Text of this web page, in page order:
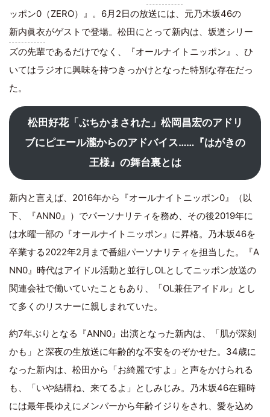
ッポン0（ZERO）』。6月2日の放送には、元乃木坂46の
新内眞衣がゲストで登場。松田にとって新内は、坂道シリー
ズの先輩であるだけでなく、『オールナイトニッポン』、ひ
いてはラジオに興味を持つきっかけとなった特別な存在だっ
た。
松田好花「ぶちかまされた」松岡昌宏のアドリ
ブにピエール瀧からのアドバイス……『はがきの
王様』の舞台裏とは
新内と言えば、2016年から『オールナイトニッポン0』（以
下、『ANN0』）でパーソナリティを務め、その後2019年に
は水曜一部の『オールナイトニッポン』に昇格。乃木坂46を
卒業する2022年2月まで番組パーソナリティを担当した。『A
NN0』時代はアイドル活動と並行しOLとしてニッポン放送の
関連会社で働いていたこともあり、「OL兼任アイドル」とし
て多くのリスナーに親しまれていた。
約7年ぶりとなる『ANN0』出演となった新内は、「肌が深刻
かも」と深夜の生放送に年齢的な不安をのぞかせた。34歳に
なった新内は、松田から「お綺麗ですよ」と声をかけられる
も、「いや結構ね、来てるよ」としみじみ。乃木坂46在籍時
には最年長ゆえにメンバーから年齢イジりをされ、愛を込め